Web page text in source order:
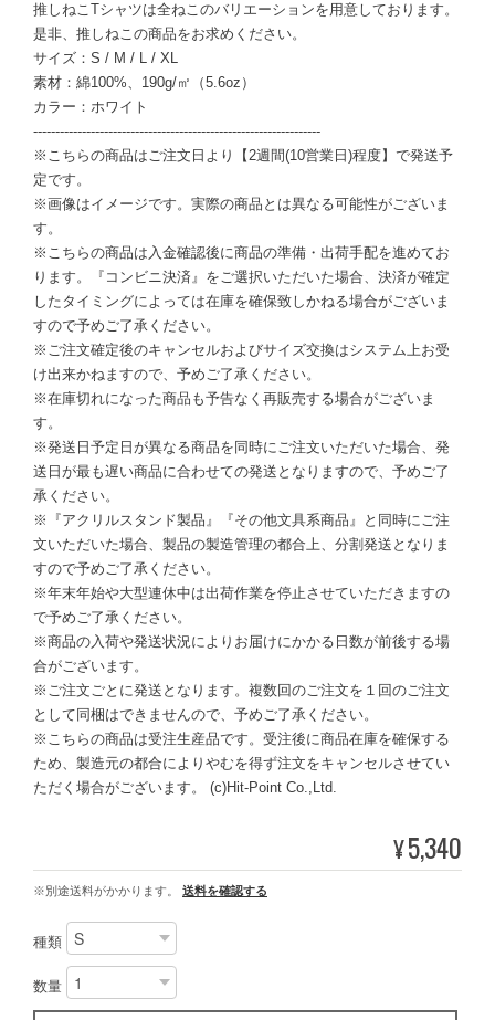
推しねこTシャツは全ねこのバリエーションを用意しております。
是非、推しねこの商品をお求めください。
サイズ：S / M / L / XL
素材：綿100%、190g/㎡（5.6oz）
カラー：ホワイト
-----------------------------------------------------------------
※こちらの商品はご注文日より【2週間(10営業日)程度】で発送予
定です。
※画像はイメージです。実際の商品とは異なる可能性がございま
す。
※こちらの商品は入金確認後に商品の準備・出荷手配を進めてお
ります。『コンビニ決済』をご選択いただいた場合、決済が確定
したタイミングによっては在庫を確保致しかねる場合がございま
すので予めご了承ください。
※ご注文確定後のキャンセルおよびサイズ交換はシステム上お受
け出来かねますので、予めご了承ください。
※在庫切れになった商品も予告なく再販売する場合がございま
す。
※発送日予定日が異なる商品を同時にご注文いただいた場合、発
送日が最も遅い商品に合わせての発送となりますので、予めご了
承ください。
※『アクリルスタンド製品』『その他文具系商品』と同時にご注
文いただいた場合、製品の製造管理の都合上、分割発送となりま
すので予めご了承ください。
※年末年始や大型連休中は出荷作業を停止させていただきますの
で予めご了承ください。
※商品の入荷や発送状況によりお届けにかかる日数が前後する場
合がございます。
※ご注文ごとに発送となります。複数回のご注文を１回のご注文
として同梱はできませんので、予めご了承ください。
※こちらの商品は受注生産品です。受注後に商品在庫を確保する
ため、製造元の都合によりやむを得ず注文をキャンセルさせてい
ただく場合がございます。 (c)Hit-Point Co.,Ltd.
¥5,340
※別途送料がかかります。 送料を確認する
種類
数量